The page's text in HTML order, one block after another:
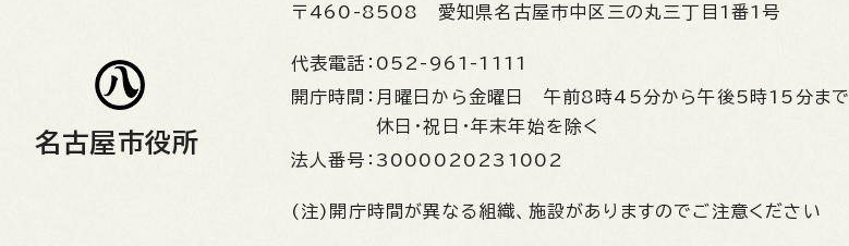
名古屋市役所
〒460-8508 愛知県名古屋市中区三の丸三丁目1番1号
代表電話： 052-961-1111
開庁時間： 月曜日から金曜日 午前8時45分から午後5時15分まで
休日・祝日・年末年始を除く
法人番号： 3000020231002
(注)開庁時間が異なる組織、施設がありますのでご注意ください